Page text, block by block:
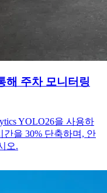
해 주차 모니터링
YOLO26을 사용하
을 30% 단축하며, 안
오.